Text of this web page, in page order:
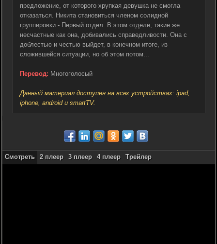
предложение, от которого хрупкая девушка не смогла
отказаться. Никита становиться членом солидной
группировки - Первый отдел. В этом отделе, такие же
несчастные как она, добивались справедливости. Она с
доблестью и честью выйдет, в конечном итоге, из
сложившейся ситуации, но об этом потом...
Перевод: Многоголосый
Данный материал доступен на всех устройствах: ipad,
iphone, android и smartTV.
Смотреть 2 плеер 3 плеер 4 плеер Трейлер